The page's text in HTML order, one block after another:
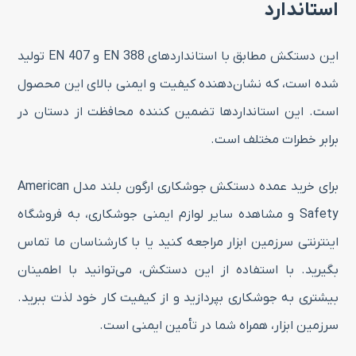
استاندارد
این دستکش مطابق با استانداردهای EN 388 و EN 407 تولید
شده است، که نشان‌دهنده کیفیت و ایمنی بالای این محصول
است. این استانداردها تضمین کننده محافظت از دستان در
برابر خطرات مختلف است.
برای خرید عمده دستکش جوشکاری ارگون بلند مدل American
Safety و مشاهده سایر لوازم ایمنی جوشکاری، به فروشگاه
اینترنتی سرزمین ابزار مراجعه کنید یا با کارشناسان ما تماس
بگیرید. با استفاده از این دستکش، می‌توانید با اطمینان
بیشتری به جوشکاری بپردازید و از کیفیت کار خود لذت ببرید.
سرزمین ابزار، همراه شما در تأمین ایمنی است.